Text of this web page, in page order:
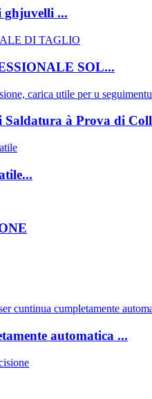
ghjuvelli ...
SOL...
à Prova di
automatica ...